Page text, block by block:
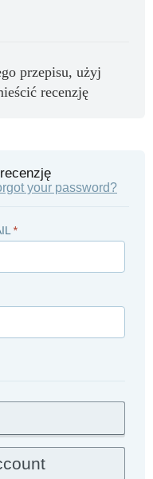
przepisu, użyj
recenzję
your password?
*